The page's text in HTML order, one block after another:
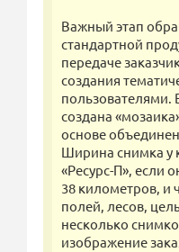
Важный этап
стандартной
передаче
создания
пользователями.
создана
основе
Ширина снимка у
«Ресурс-П», если
38 километров, и
полей, лесов,
несколько
изображение